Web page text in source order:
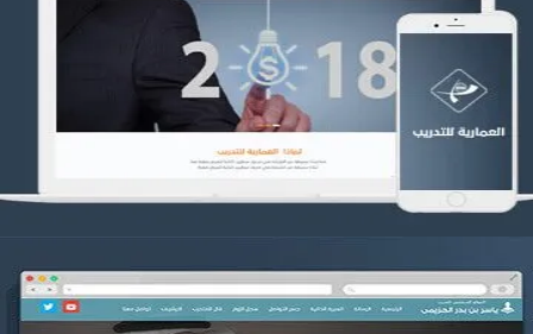
تصميم العمارية للتدريب
التفاصيل